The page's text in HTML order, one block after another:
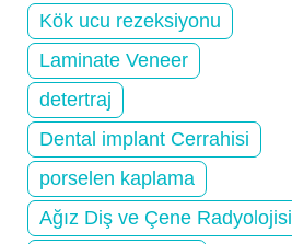
Kök ucu rezeksiyonu
Laminate Veneer
detertraj
Dental implant Cerrahisi
porselen kaplama
Ağız Diş ve Çene Radyolojisi